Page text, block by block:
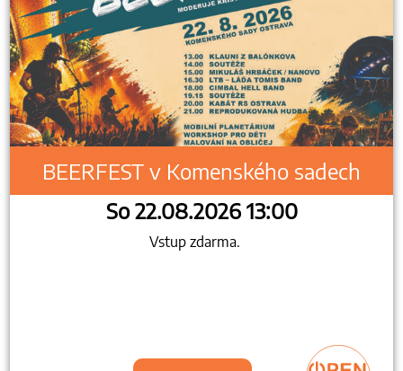
BEERFEST v Komenského sadech
So 22.08.2026 13:00
Vstup zdarma.